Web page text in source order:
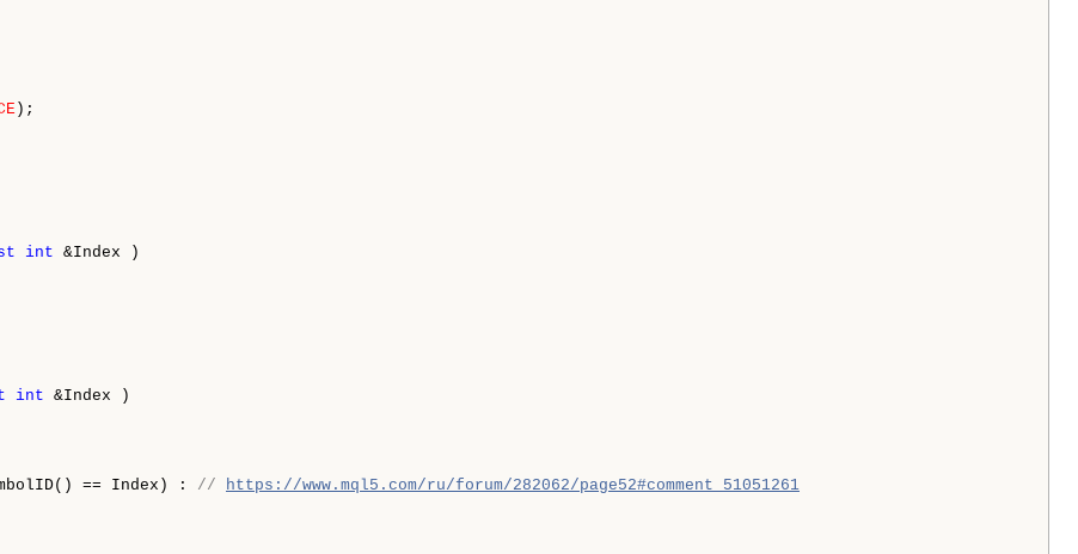
);
int &Index )
int &Index )
== Index) : //
https://www.mql5.com/ru/forum/282062/page52#comment_51051261